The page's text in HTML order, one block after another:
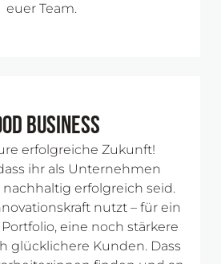
euer Team.
Business
erfolgreiche Zukunft!
ihr als Unternehmen
erfolgreich seid.
nutzt – für ein
eine noch stärkere
glücklichere Kunden. Dass